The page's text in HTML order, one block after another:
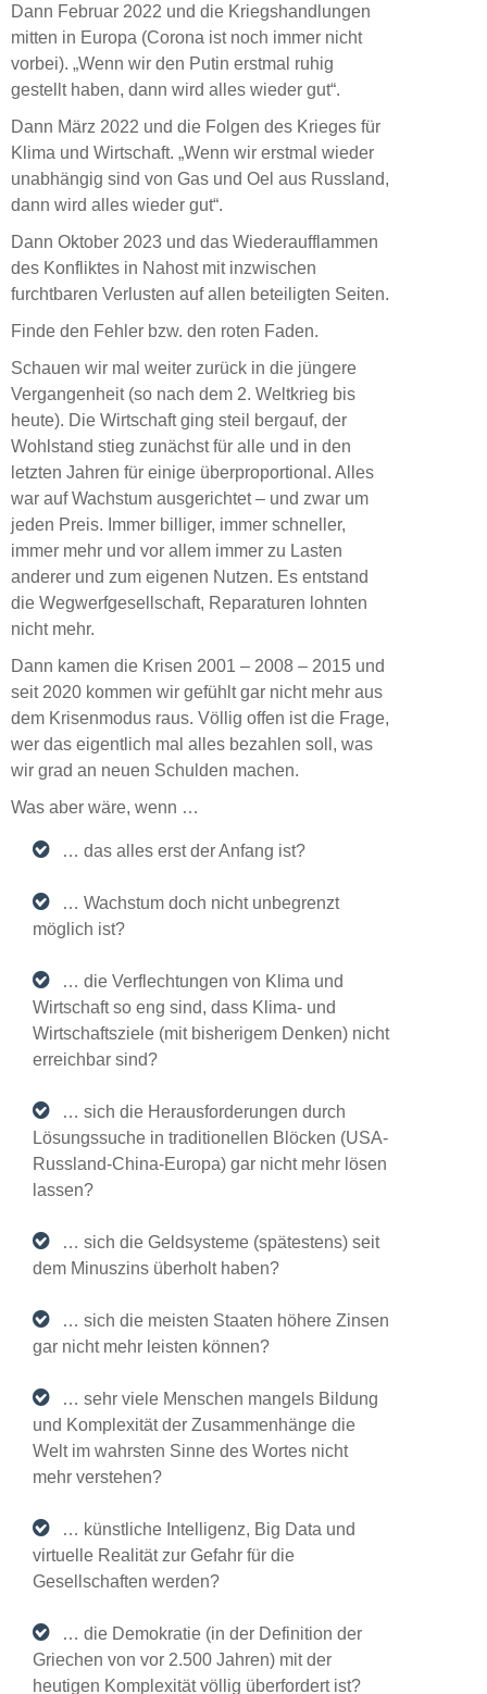
Dann Februar 2022 und die Kriegshandlungen
mitten in Europa (Corona ist noch immer nicht
vorbei). „Wenn wir den Putin erstmal ruhig
gestellt haben, dann wird alles wieder gut“.
Dann März 2022 und die Folgen des Krieges für
Klima und Wirtschaft. „Wenn wir erstmal wieder
unabhängig sind von Gas und Oel aus Russland,
dann wird alles wieder gut“.
Dann Oktober 2023 und das Wiederaufflammen
des Konfliktes in Nahost mit inzwischen
furchtbaren Verlusten auf allen beteiligten Seiten.
Finde den Fehler bzw. den roten Faden.
Schauen wir mal weiter zurück in die jüngere
Vergangenheit (so nach dem 2. Weltkrieg bis
heute). Die Wirtschaft ging steil bergauf, der
Wohlstand stieg zunächst für alle und in den
letzten Jahren für einige überproportional. Alles
war auf Wachstum ausgerichtet – und zwar um
jeden Preis. Immer billiger, immer schneller,
immer mehr und vor allem immer zu Lasten
anderer und zum eigenen Nutzen. Es entstand
die Wegwerfgesellschaft, Reparaturen lohnten
nicht mehr.
Dann kamen die Krisen 2001 – 2008 – 2015 und
seit 2020 kommen wir gefühlt gar nicht mehr aus
dem Krisenmodus raus. Völlig offen ist die Frage,
wer das eigentlich mal alles bezahlen soll, was
wir grad an neuen Schulden machen.
Was aber wäre, wenn …
… das alles erst der Anfang ist?
… Wachstum doch nicht unbegrenzt
möglich ist?
… die Verflechtungen von Klima und
Wirtschaft so eng sind, dass Klima- und
Wirtschaftsziele (mit bisherigem Denken) nicht
erreichbar sind?
… sich die Herausforderungen durch
Lösungssuche in traditionellen Blöcken (USA-
Russland-China-Europa) gar nicht mehr lösen
lassen?
… sich die Geldsysteme (spätestens) seit
dem Minuszins überholt haben?
… sich die meisten Staaten höhere Zinsen
gar nicht mehr leisten können?
… sehr viele Menschen mangels Bildung
und Komplexität der Zusammenhänge die
Welt im wahrsten Sinne des Wortes nicht
mehr verstehen?
… künstliche Intelligenz, Big Data und
virtuelle Realität zur Gefahr für die
Gesellschaften werden?
… die Demokratie (in der Definition der
Griechen von vor 2.500 Jahren) mit der
heutigen Komplexität völlig überfordert ist?